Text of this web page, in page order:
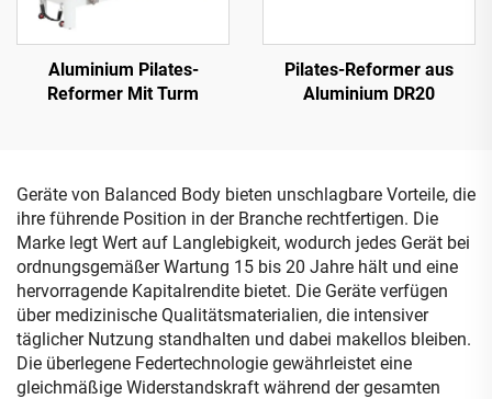
Aluminium Pilates-
Reformer Mit Turm
Pilates-Reformer aus
Aluminium DR20
Geräte von Balanced Body bieten unschlagbare Vorteile, die
ihre führende Position in der Branche rechtfertigen. Die
Marke legt Wert auf Langlebigkeit, wodurch jedes Gerät bei
ordnungsgemäßer Wartung 15 bis 20 Jahre hält und eine
hervorragende Kapitalrendite bietet. Die Geräte verfügen
über medizinische Qualitätsmaterialien, die intensiver
täglicher Nutzung standhalten und dabei makellos bleiben.
Die überlegene Federtechnologie gewährleistet eine
gleichmäßige Widerstandskraft während der gesamten